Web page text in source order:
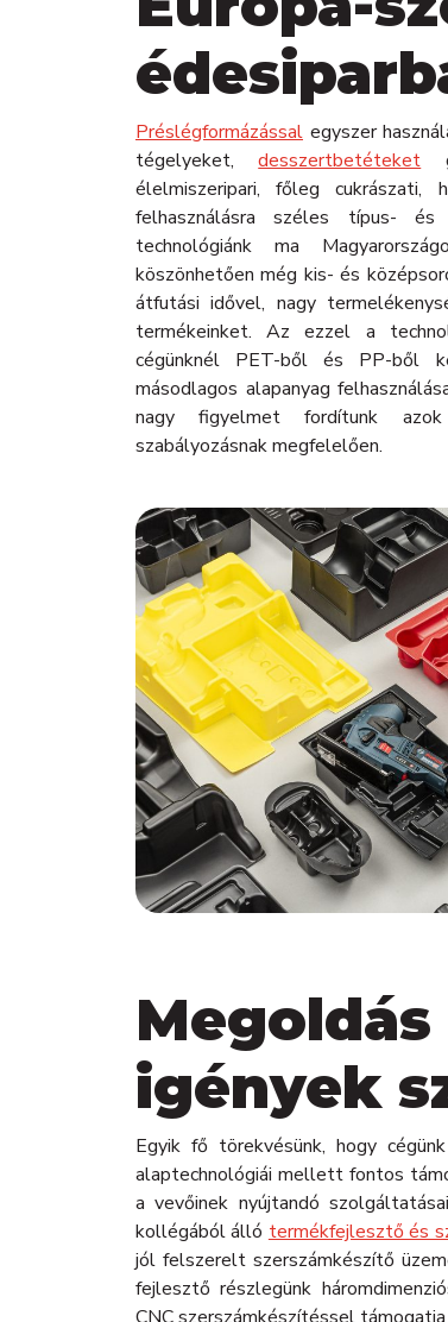
Préslégformázással egyszer
tégelyeket,desszertbetéteket
élelmiszeripari, főleg cukrászati,
felhasználásra széles típus- és
technológiánk ma
köszönhetően még kis- és
átfutási idővel, nagy
termékeinket. Az ezzel a
cégünknél PET-ből és PP-ből
másodlagos alapanyag
nagy figyelmet fordítunk azok
szabályozásnak megfelelően.
igények
Egyik fő törekvésünk, hogy
alaptechnológiái mellett fontos
a vevőinek nyújtandó
kollégából álló termékfejlesztő és
jól felszerelt szerszámkészítő
fejlesztő részlegünk